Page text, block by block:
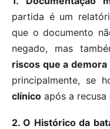
partida é um
que o documento
negado, mas
riscos que a
principalmente, se
clínico após a recusa
2. O Histórico da